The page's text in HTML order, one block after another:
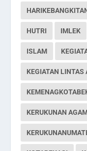
HUTRI IMLEK
ISLAM
KEGIATAN LINTAS
KERUKUNAN